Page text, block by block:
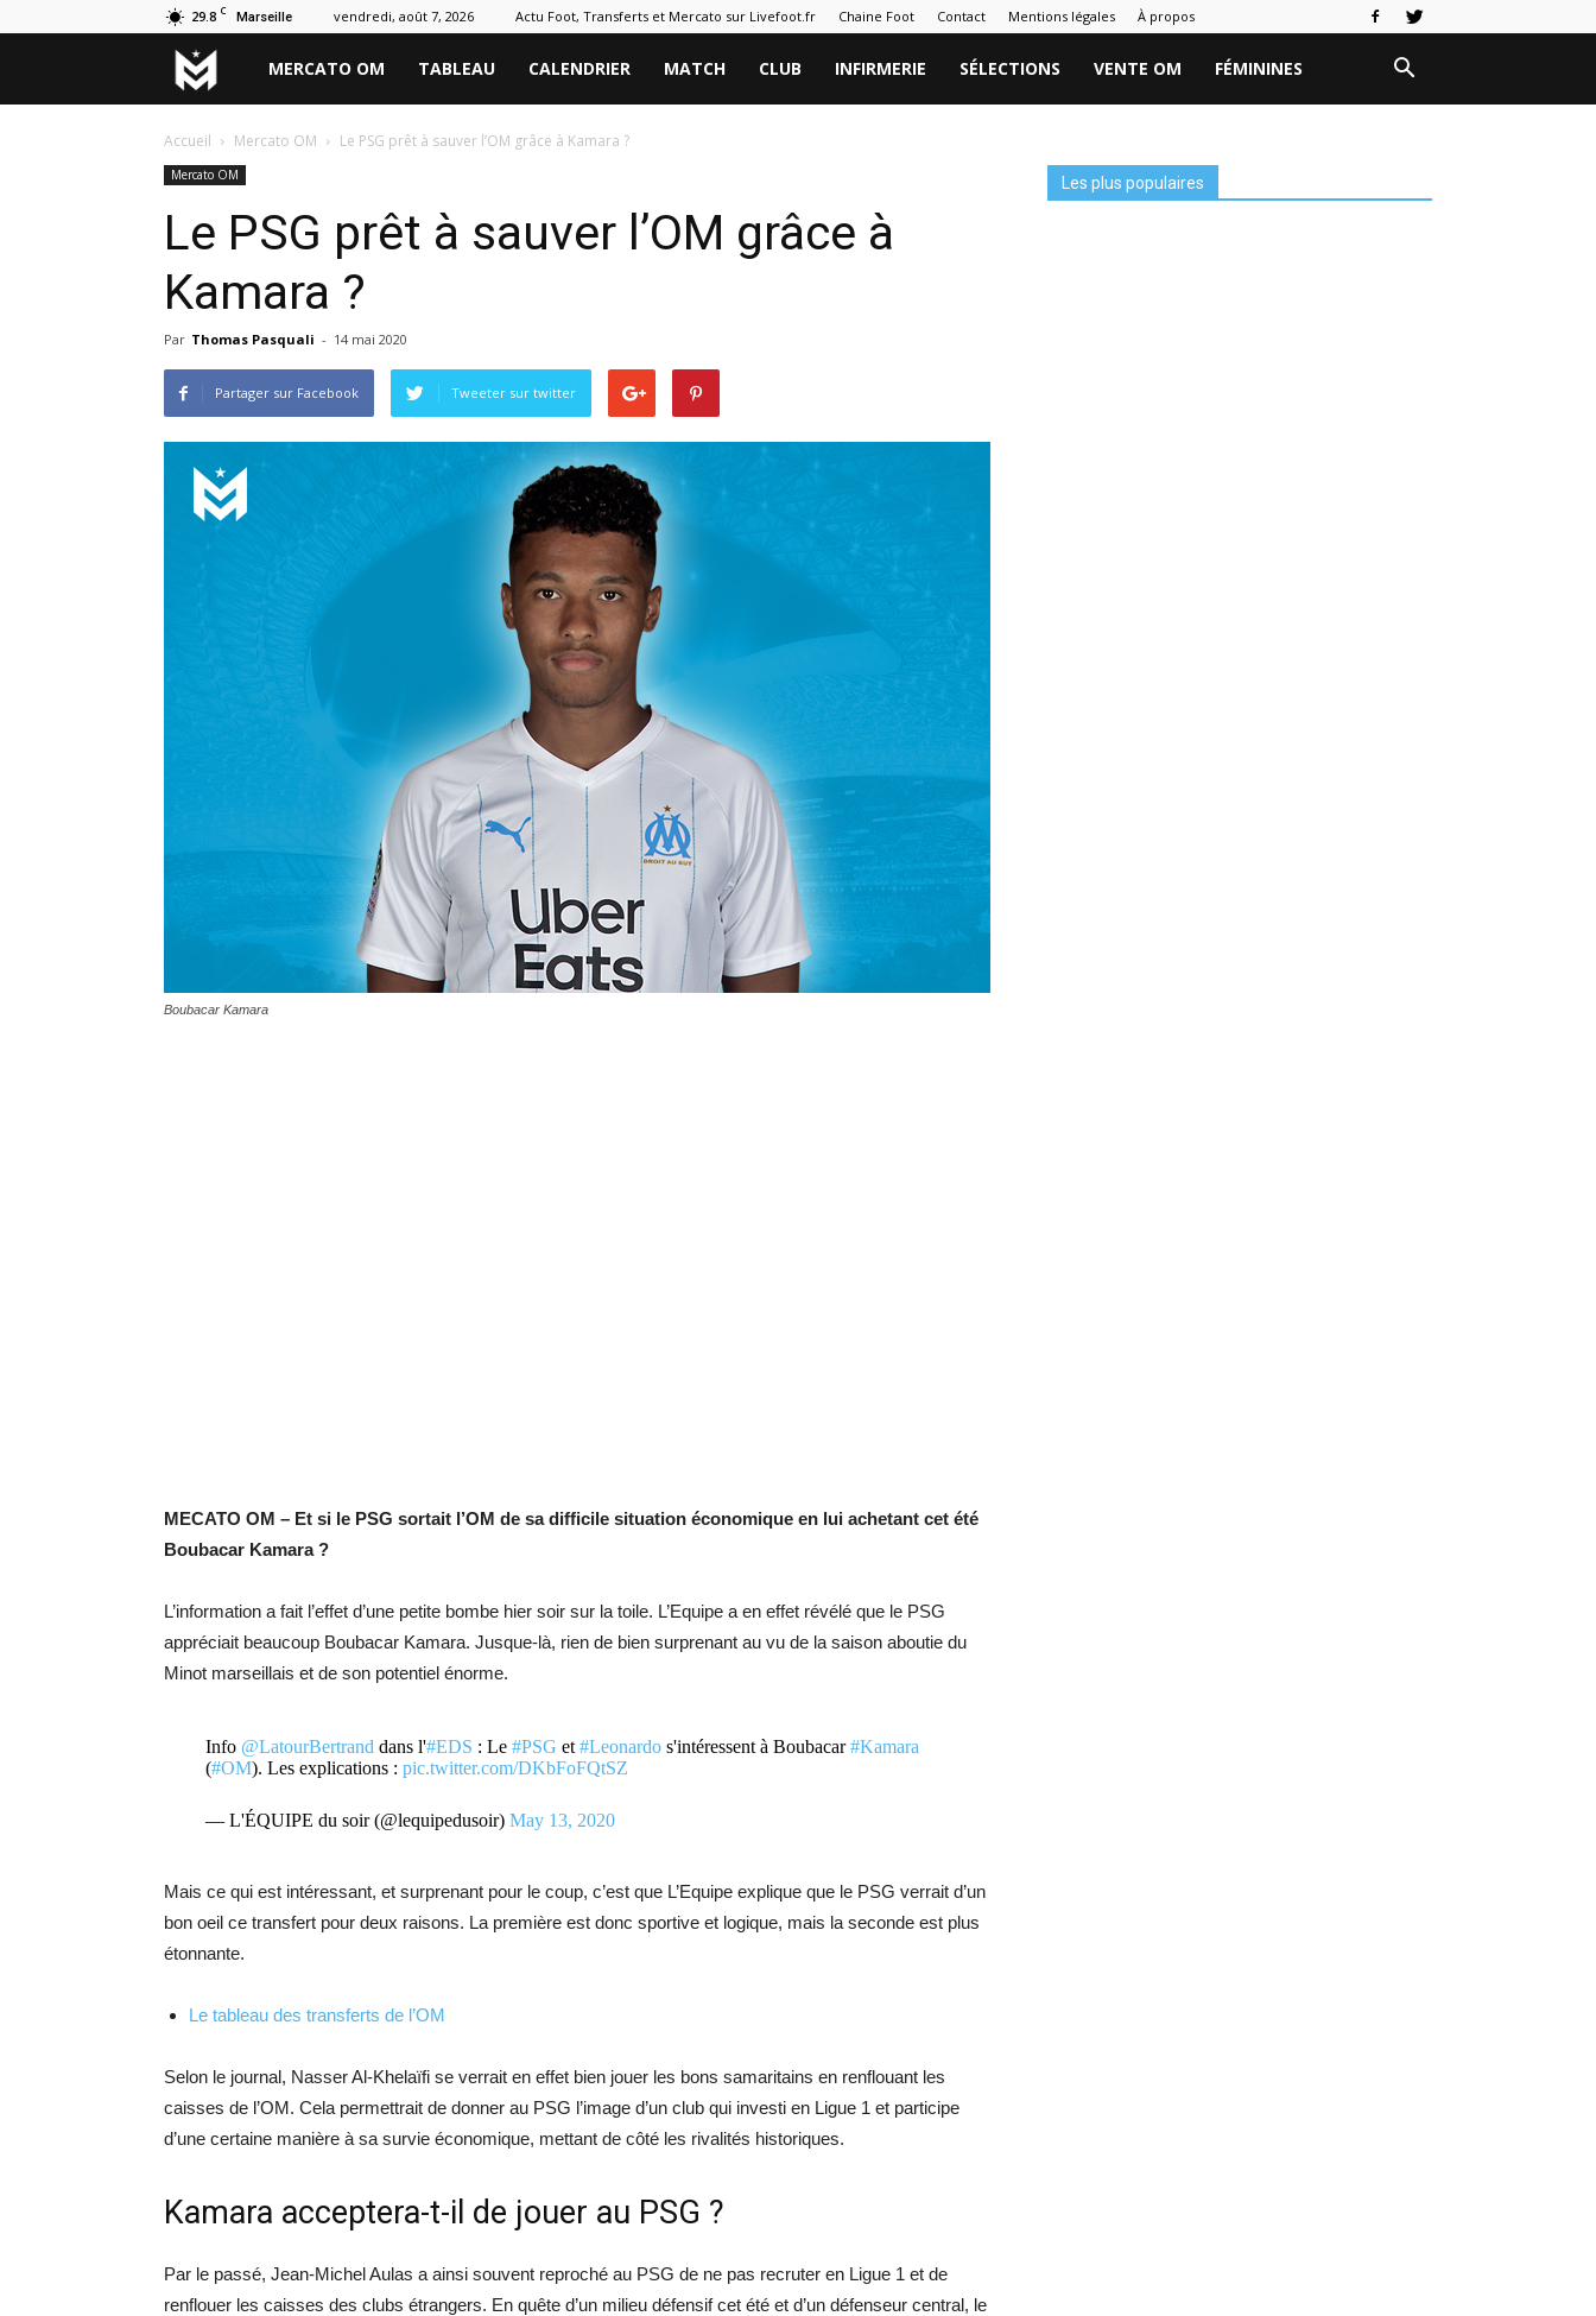
29.8 C Marseille vendredi, août 7, 2026 Actu Foot, Transferts et Mercato sur Livefoot.fr Chaine Foot Contact Mentions légales À propos
Marseille
Mercato
MERCATO OM TABLEAU CALENDRIER MATCH CLUB INFIRMERIE SÉLECTIONS VENTE OM FÉMININES
Accueil Mercato OM Le PSG prêt à sauver l’OM grâce à Kamara ?
Mercato OM
Le PSG prêt à sauver l’OM grâce à
Kamara ?
Par Thomas Pasquali - 14 mai 2020
Partager sur Facebook Tweeter sur twitter
Boubacar Kamara
MECATO OM – Et si le PSG sortait l’OM de sa difficile situation économique en lui achetant cet été
Boubacar Kamara ?
L’information a fait l’effet d’une petite bombe hier soir sur la toile. L’Equipe a en effet révélé que le PSG
appréciait beaucoup Boubacar Kamara. Jusque-là, rien de bien surprenant au vu de la saison aboutie du
Minot marseillais et de son potentiel énorme.
Info @LatourBertrand dans l'#EDS : Le #PSG et #Leonardos'intéressent à Boubacar#Kamara
(#OM). Les explications : pic.twitter.com/DKbFoFQtSZ
— L'ÉQUIPE du soir (@lequipedusoir) May 13, 2020
Mais ce qui est intéressant, et surprenant pour le coup, c’est que L’Equipe explique que le PSG verrait d’un
bon oeil ce transfert pour deux raisons. La première est donc sportive et logique, mais la seconde est plus
étonnante.
Le tableau des transferts de l’OM
Selon le journal, Nasser Al-Khelaïfi se verrait en effet bien jouer les bons samaritains en renflouant les
caisses de l’OM. Cela permettrait de donner au PSG l’image d’un club qui investi en Ligue 1 et participe
d’une certaine manière à sa survie économique, mettant de côté les rivalités historiques.
Kamara acceptera-t-il de jouer au PSG ?
Par le passé, Jean-Michel Aulas a ainsi souvent reproché au PSG de ne pas recruter en Ligue 1 et de
renflouer les caisses des clubs étrangers. En quête d’un milieu défensif cet été et d’un défenseur central, le
Les plus populaires